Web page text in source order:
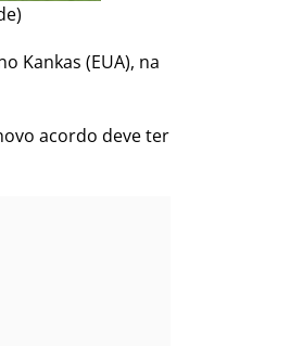
Kankas (EUA), na
acordo deve ter